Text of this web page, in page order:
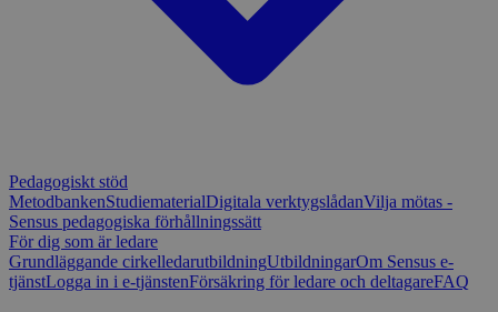
Pedagogiskt stöd
MetodbankenStudiematerialDigitala verktygslådanVilja mötas -
Sensus pedagogiska förhållningssätt
För dig som är ledare
Grundläggande cirkelledarutbildningUtbildningarOm Sensus e-
tjänstLogga in i e-tjänstenFörsäkring för ledare och deltagareFAQ